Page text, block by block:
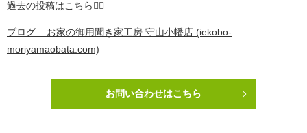
過去の投稿はこちら💁‍♀️
ブログ – お家の御用聞き家工房 守山小幡店 (iekobo-
moriyamaobata.com)
お問い合わせはこちら